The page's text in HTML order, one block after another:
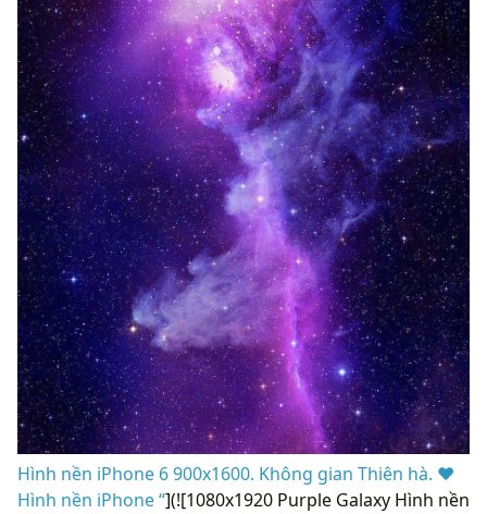
Hình nền iPhone 6 900x1600. Không gian Thiên hà. ♥
Hình nền iPhone “](![1080x1920 Purple Galaxy Hình nền